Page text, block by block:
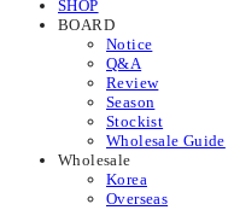
SHOP
BOARD
Notice
Q&A
Review
Season
Stockist
Wholesale Guide
Wholesale
Korea
Overseas